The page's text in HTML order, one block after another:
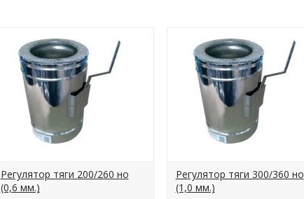
Регулятор тяги 200/260 но
(0,6 мм.)
Регулятор тяги 300/360 но
(1,0 мм.)